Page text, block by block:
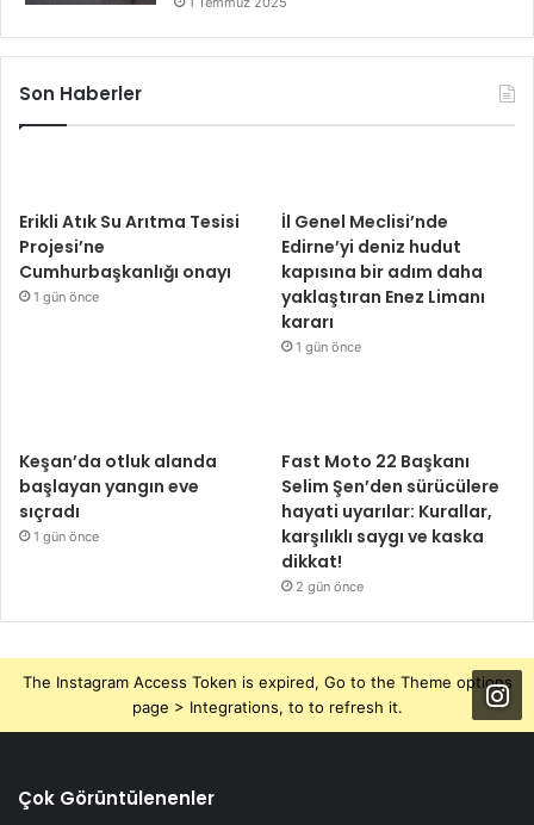
Son Haberler
Erikli Atık Su Arıtma Tesisi
Projesi’ne
Cumhurbaşkanlığı onayı
1 gün önce
İl Genel Meclisi’nde
Edirne’yi deniz hudut
kapısına bir adım daha
yaklaştıran Enez Limanı
kararı
1 gün önce
Keşan’da otluk alanda
başlayan yangın eve
sıçradı
1 gün önce
Fast Moto 22 Başkanı
Selim Şen’den sürücülere
hayati uyarılar: Kurallar,
karşılıklı saygı ve kaska
dikkat!
2 gün önce
The Instagram Access Token is expired, Go to the Theme options
page > Integrations, to to refresh it.
Çok Görüntülenenler